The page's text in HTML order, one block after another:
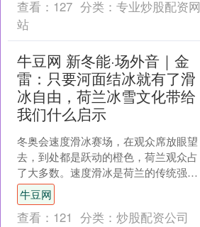
查看： 127 分类： 专业炒股配资网
站
牛豆网 新冬能·场外音｜金
雷：只要河面结冰就有了滑
冰自由，荷兰冰雪文化带给
我们什么启示
冬奥会速度滑冰赛场，在观众席放眼望
去，到处都是跃动的橙色，荷兰观众占
了大多数。速度滑冰是荷兰的传统强
项，大批荷兰观众来到意大利米兰，为
自己国家的运动员加油助威。....
牛豆网
查看： 121 分类： 炒股配资公司